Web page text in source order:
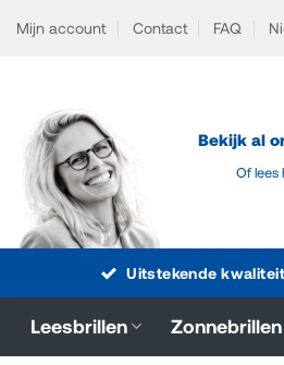
naar
Mijn account Contact FAQ
Bekijk al
Of lees
Uitstekende kwaliteit
Leesbrillen Zonnebrillen